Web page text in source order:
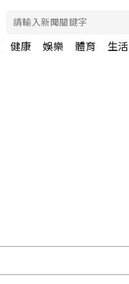
健康 娛樂 體育 生活